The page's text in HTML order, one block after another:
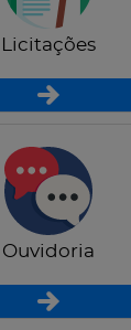
Licitações
Ouvidoria